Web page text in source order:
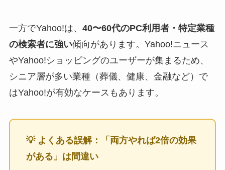
一方でYahoo!は、 40〜60代のPC利用者・特定業種
の検索者に強い傾向があります。Yahoo!ニュース
やYahoo!ショッピングのユーザーが集まるため、
シニア層が多い業種（葬儀、健康、金融など）で
はYahoo!が有効なケースもあります。
💡 よくある誤解：「両方やれば2倍の効果
がある」は間違い